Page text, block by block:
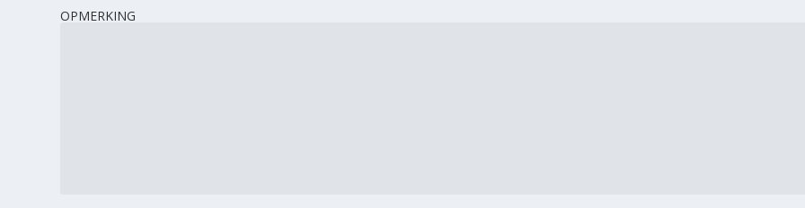
OPMERKING